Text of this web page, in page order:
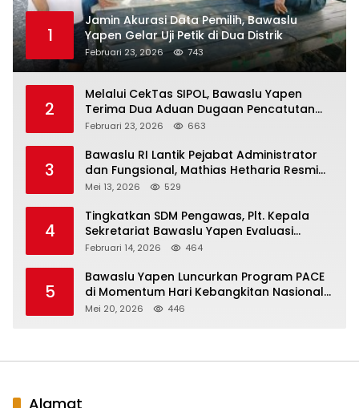
1
Jamin Akurasi Data Pemilih, Bawaslu
Yapen Gelar Uji Petik di Dua Distrik
Februari 23, 2026 743
2
Melalui CekTas SIPOL, Bawaslu Yapen
Terima Dua Aduan Dugaan Pencatutan
Data Warga
Februari 23, 2026 663
3
Bawaslu RI Lantik Pejabat Administrator
dan Fungsional, Mathias Hetharia Resmi
Jabat Kepala Sekretariat Bawaslu
Mei 13, 2026 529
4
Tingkatkan SDM Pengawas, Plt. Kepala
Sekretariat Bawaslu Yapen Evaluasi
Dukungan SDM Kesekretariatan.
Februari 14, 2026 464
5
Bawaslu Yapen Luncurkan Program PACE
di Momentum Hari Kebangkitan Nasional
ke-118
Mei 20, 2026 446
Alamat